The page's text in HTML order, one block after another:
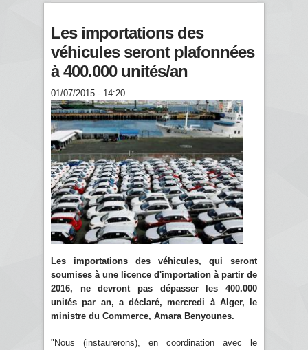
Les importations des
véhicules seront plafonnées
à 400.000 unités/an
01/07/2015 - 14:20
Les importations des véhicules, qui seront
soumises à une licence d'importation à partir de
2016, ne devront pas dépasser les 400.000
unités par an, a déclaré, mercredi à Alger, le
ministre du Commerce, Amara Benyounes.
"Nous (instaurerons), en coordination avec le